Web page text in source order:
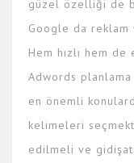
güzel özelliği de
Google da reklam
Hem hızlı hem
Adwords
en önemli
kelimeleri
edilmeli ve